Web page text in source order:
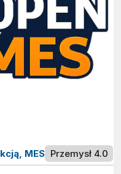
MES Przemysł 4.0